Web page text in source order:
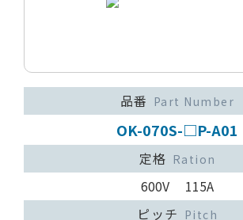
品番 Part Number
OK-070S-□P-A01
定格 Ration
600V 115A
ピッチ Pitch